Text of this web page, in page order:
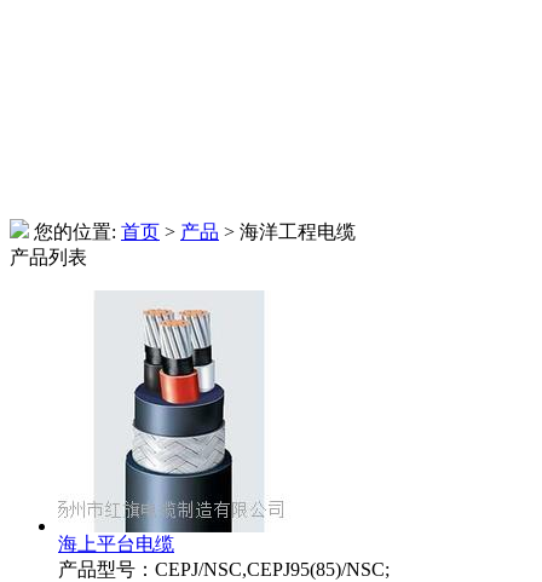
您的位置: 首页 > 产品 > 海洋工程电缆
产品列表
海上平台电缆
产品型号：CEPJ/NSC,CEPJ95(85)/NSC;